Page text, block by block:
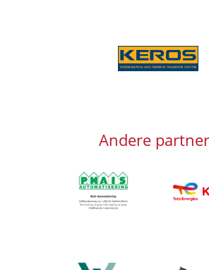
Afbeelding
Andere
Afbeelding
Afbeelding